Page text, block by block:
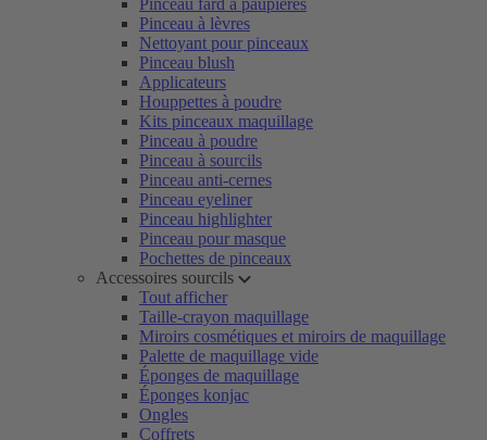
Pinceau fard à paupières
Pinceau à lèvres
Nettoyant pour pinceaux
Pinceau blush
Applicateurs
Houppettes à poudre
Kits pinceaux maquillage
Pinceau à poudre
Pinceau à sourcils
Pinceau anti-cernes
Pinceau eyeliner
Pinceau highlighter
Pinceau pour masque
Pochettes de pinceaux
Accessoires sourcils
Tout afficher
Taille-crayon maquillage
Miroirs cosmétiques et miroirs de maquillage
Palette de maquillage vide
Éponges de maquillage
Éponges konjac
Ongles
Coffrets